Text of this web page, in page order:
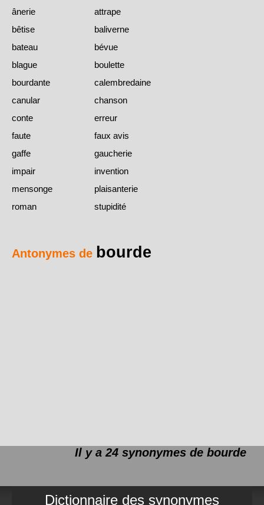
ânerie
attrape
bêtise
baliverne
bateau
bévue
blague
boulette
bourdante
calembredaine
canular
chanson
conte
erreur
faute
faux avis
gaffe
gaucherie
impair
invention
mensonge
plaisanterie
roman
stupidité
Antonymes de bourde
Il y a 24 synonymes de bourde
Dictionnaire des synonymes